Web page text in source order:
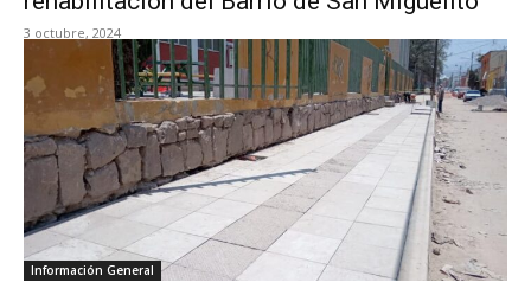
3 octubre, 2024
Información General